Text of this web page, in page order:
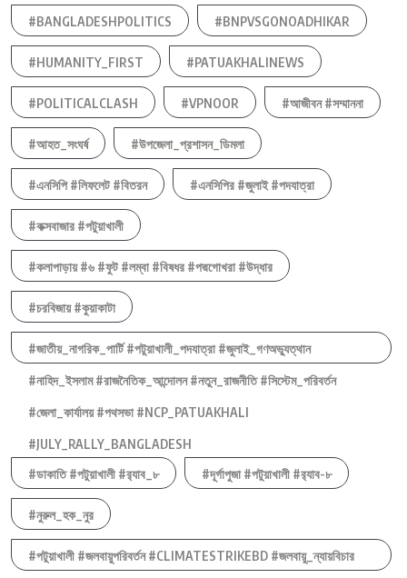
#BANGLADESHPOLITICS #BNPVSGONOADHIKAR
#HUMANITY_FIRST #PATUAKHALINEWS
#POLITICALCLASH #VPNOOR #আজীবন #সম্মাননা
#আহত_সংঘর্ষ #উপজেলা_প্রশাসন_ডিমলা
#এনসিপি #লিফলেট #বিতরন #এনসিপির #জুলাই #পদযাত্রা
#কক্সবাজার #পটুয়াখালী
#কলাপাড়ায় #৬ #ফুট #লম্বা #বিষধর #পদ্মগোখরা #উদ্ধার
#চরবিজায় #কুয়াকাটা
#জাতীয়_নাগরিক_পার্টি #পটুয়াখালী_পদযাত্রা #জুলাই_গণঅভ্যুত্থান
#নাহিদ_ইসলাম #রাজনৈতিক_আন্দোলন #নতুন_রাজনীতি #সিস্টেম_পরিবর্তন
#জেলা_কার্যালয় #পথসভা #NCP_PATUAKHALI
#JULY_RALLY_BANGLADESH
#ডাকাতি #পটুয়াখালী #র‍্যাব_৮
#দূর্গাপুজা #পটুয়াখালী #র‍্যাব-৮
#নুরুল_হক_নুর
#পটুয়াখালী #জলবায়ুপরিবর্তন #CLIMATESTRIKEBD #জলবায়ু_ন্যায়বিচার